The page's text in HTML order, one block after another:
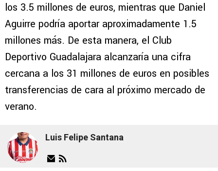
los 3.5 millones de euros, mientras que Daniel
Aguirre podría aportar aproximadamente 1.5
millones más. De esta manera, el Club
Deportivo Guadalajara alcanzaría una cifra
cercana a los 31 millones de euros en posibles
transferencias de cara al próximo mercado de
verano.
Luis Felipe Santana